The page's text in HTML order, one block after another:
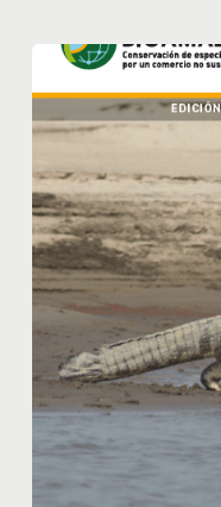
Boletín
Proyecto
Bioamazonia